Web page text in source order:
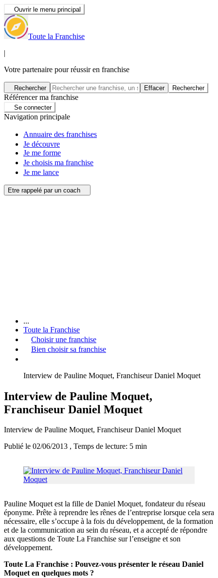
Ouvrir le menu principal
Toute la Franchise
|
Votre partenaire pour réussir en franchise
Rechercher Effacer Rechercher
Référencer ma franchise
Se connecter
Navigation principale
Annuaire des franchises
Je découvre
Je me forme
Je choisis ma franchise
Je me lance
Etre rappelé par un coach
...
Toute la Franchise
Choisir une franchise
Bien choisir sa franchise
Interview de Pauline Moquet, Franchiseur Daniel Moquet
Interview de Pauline Moquet,
Franchiseur Daniel Moquet
Interview de Pauline Moquet, Franchiseur Daniel Moquet
Publié le 02/06/2013 , Temps de lecture: 5 min
Pauline Moquet est la fille de Daniel Moquet, fondateur du réseau
éponyme. Prête à reprendre les rênes de l’entreprise lorsque cela sera
nécessaire, elle s’occupe à la fois du développement, de la formation
et de la communication au sein du réseau, et a accepté de répondre
aux questions de Toute La Franchise sur l’enseigne et son
développement.
Toute La Franchise : Pouvez-vous présenter le réseau Daniel
Moquet en quelques mots ?